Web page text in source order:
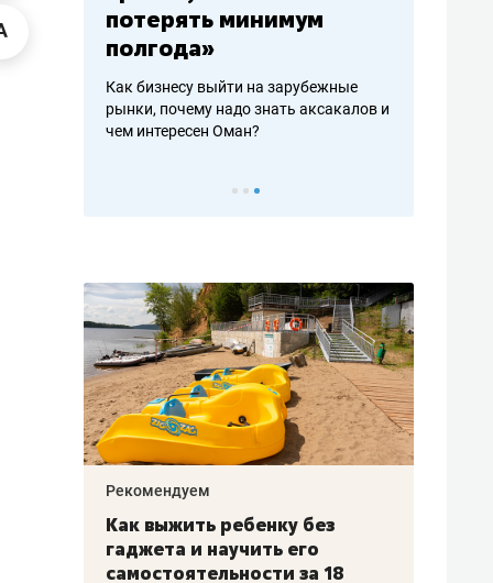
потерять минимум
полгода»
Как бизнесу выйти на зарубежные
рынки, почему надо знать аксакалов и
чем интересен Оман?
–
Рекомендуем
Как выжить ребенку без
гаджета и научить его
самостоятельности за 18